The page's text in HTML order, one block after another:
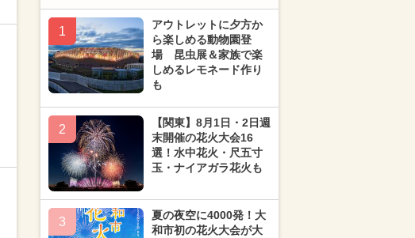
1
アウトレットに夕方か
ら楽しめる動物園登
場 昆虫展＆家族で楽
しめるレモネード作り
も
2
【関東】8月1日・2日週
末開催の花火大会16
選！水中花火・尺五寸
玉・ナイアガラ花火も
3
夏の夜空に4000発！大
和市初の花火大会が大